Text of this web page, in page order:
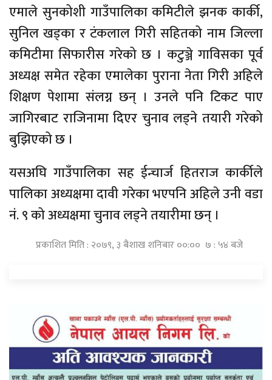
एमाले सुनकोशी गाउँपालिका कमिटीले झनक कार्की,
सुनिल खड्का र टंकलाल गिरी सहितको नाम जिल्ला
कमिटीमा सिफारीस गरेको छ । कटुञ्जे गाविसका पूर्व
अध्यक्ष समेत रहेका एमालेका पुराना नेता गिरी अहिले
शिक्षण पेशामा संलग्न छन् । उनले पनि टिकट पाए
जागिरबाट राजिनामा दिएर चुनाव लड्ने तयारी गरेको
बुझिएको छ ।
यसअघि गाउँपालिका सह ईन्चार्ज हितराज कार्कीले
पालिका अध्यक्षमा दावी गरेका भएपनि अहिले उनी वडा
नं. ९ को अध्यक्षमा चुनाव लड्ने तयारीमा छन् ।
प्रकाशित मिति : २०७९, ३ बैशाख शनिबार ००:०० ७ : ५४ बजे